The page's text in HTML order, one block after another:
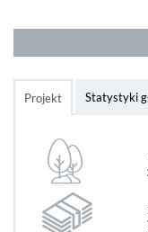
Projekt Statystyki